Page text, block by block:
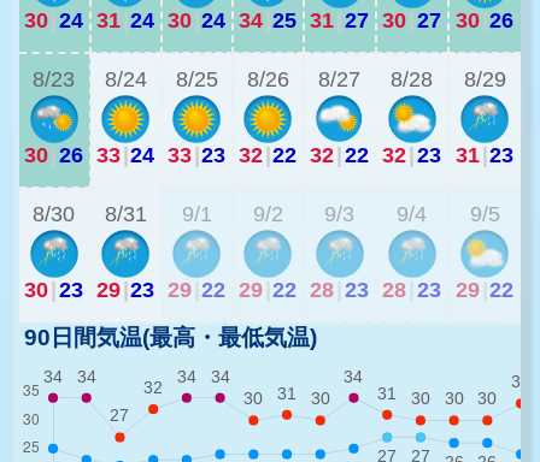
30|24 31|24 30|24 34|25 31|27 30|27 30|26
8/23
30|26
8/24
33|24
8/25
33|23
8/26
32|22
8/27
32|22
8/28
32|23
8/29
31|23
8/30
30|23
8/31
29|23
9/1
29 22
9/2
29 22
9/3
28 23
9/4
28 23
9/5
29 22
90日間気温(最高・最低気温)